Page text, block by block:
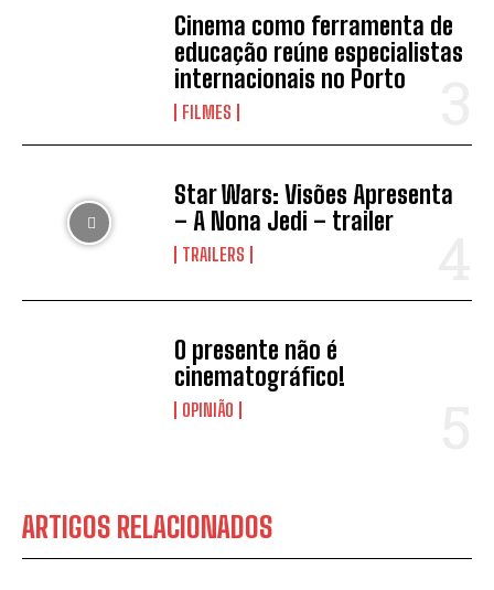
Cinema como ferramenta de
educação reúne especialistas
internacionais no Porto
FILMES
Star Wars: Visões Apresenta
– A Nona Jedi – trailer
TRAILERS
O presente não é
cinematográfico!
OPINIÃO
ARTIGOS RELACIONADOS